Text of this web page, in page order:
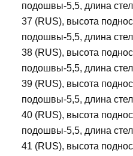
подошвы-5,5, длина
37 (RUS), высота
подошвы-5,5, длина
38 (RUS), высота
подошвы-5,5, длина
39 (RUS), высота
подошвы-5,5, длина
40 (RUS), высота
подошвы-5,5, длина
41 (RUS), высота